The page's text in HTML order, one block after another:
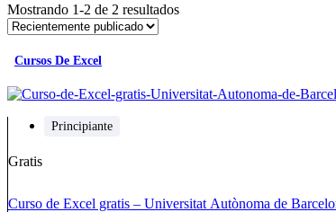
Mostrando 1-2 de 2 resultados
Cursos De Excel
Principiante
Gratis
Curso de Excel gratis – Universitat Autònoma de